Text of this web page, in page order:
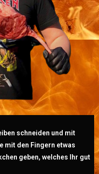
schneiden und mit
mit den Fingern etwas
geben, welches Ihr gut